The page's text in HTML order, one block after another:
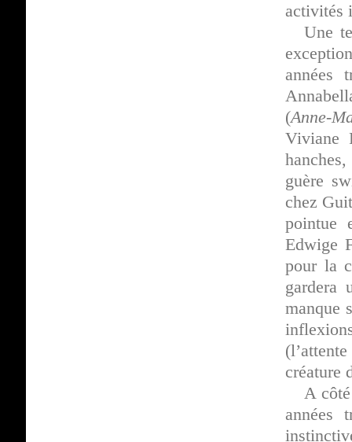
activités
Une
années
(Anne-
Viviane
guère
chez
pointue
Edwige
pour la
gardera
manque
créature
A
années